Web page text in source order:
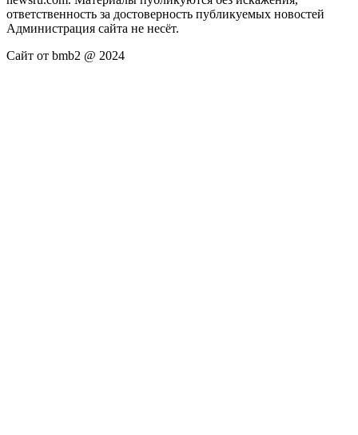
ответственность за достоверность публикуемых новостей
Администрация сайта не несёт.
Сайт от bmb2 @ 2024